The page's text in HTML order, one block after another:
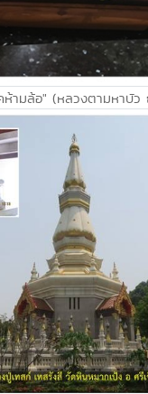
ห้ามล้อ" (หลวงตามหาบั